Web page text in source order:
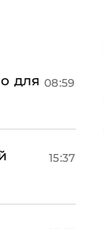
для 08:59
15:37